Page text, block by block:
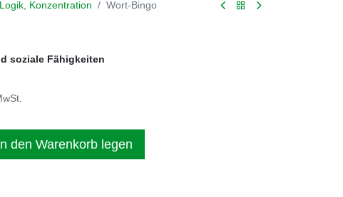
Konzentration Wort-Bingo
soziale Fähigkeiten
den Warenkorb legen